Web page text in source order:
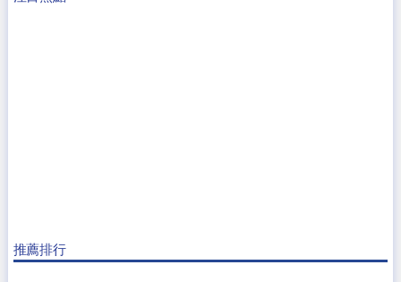
推薦排行